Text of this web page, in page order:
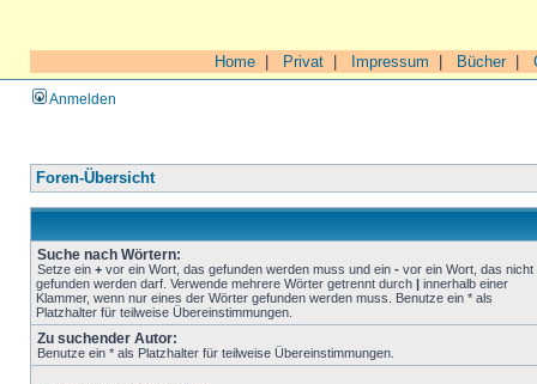
Home Privat Impressum Bücher|
Anmelden
Foren-Übersicht
Suche nach Wörtern:
Setze ein + vor ein Wort, das gefunden werden muss und ein - vor ein Wort, das nicht
gefunden werden darf. Verwende mehrere Wörter getrennt durch | innerhalb einer
Klammer, wenn nur eines der Wörter gefunden werden muss. Benutze ein * als
Platzhalter für teilweise Übereinstimmungen.
Zu suchender Autor:
Benutze ein * als Platzhalter für teilweise Übereinstimmungen.